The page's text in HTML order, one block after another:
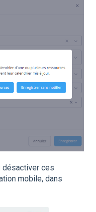
désactiver ces
mobile, dans